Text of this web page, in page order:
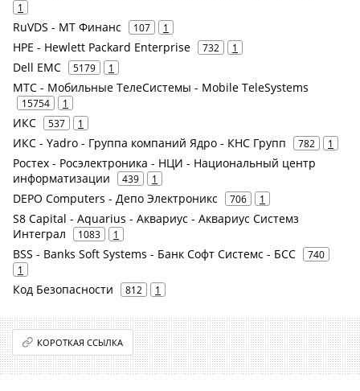
1
RuVDS - МТ Финанс 107 1
HPE - Hewlett Packard Enterprise 732 1
Dell EMC 5179 1
МТС - Мобильные ТелеСистемы - Mobile TeleSystems
15754 1
ИКС 537 1
ИКС - Yadro - Группа компаний Ядро - КНС Групп 782 1
Ростех - Росэлектроника - НЦИ - Национальный центр
информатизации
439 1
DEPO Computers - Депо Электроникс 706 1
S8 Capital - Aquarius - Аквариус - Аквариус Системз
Интеграл
1083 1
BSS - Banks Soft Systems - Банк Софт Системс - БСС
740
1
Код Безопасности 812 1
КОРОТКАЯ ССЫЛКА